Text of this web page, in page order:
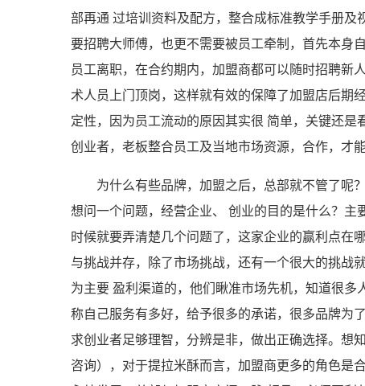
部再通 过培训资料及配方，整合成标准教学手册
要招聘大师傅，也更不需要被员工牵制，首先本身
员工离职，在合约期内，加盟商都可以随时招聘新
术人员上门顶岗，这样就有效的保障了加盟店后期
定性，因为员工流动的原因其实很 简单，关键还
创业者，老板整合员工及当地市场资源，合作，才
为什么有些品牌，加盟之后，总部就不管了呢
想问一个问题，经营企业、 创业的目的是什么？
时候就要弄清楚几个问题了，这家企业的赢利点在
与挑战并存，除了市场挑战，还有一个很大的挑战
为主要 盈利渠道的，他们瞅准市场先机，知道很
称自己服务有多好，给予很多的承诺，很多品牌为
求创业者足够理智，分辨是非，做出正确选择。想
咨询），对于提拉米酥而言，加盟商更多的角色是